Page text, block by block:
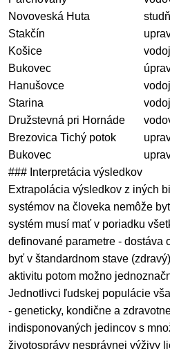
Novoveská Huta
Stakčín
Košice
Bukovec
Hanušovce
Starina
Družstevná pri Hornáde
Brezovica Tichý potok
Bukovec
### Interpretácia výsledkov
Extrapolácia výsledkov z iných
systémov na človeka nemôže
systém musí mať v poriadku
definované parametre - dostáva
byť v štandardnom stave
aktivitu potom možno
Jednotlivci ľudskej populácie
- geneticky, kondične a
indisponovaných jedincov s
životosprávy nesprávnej výživy